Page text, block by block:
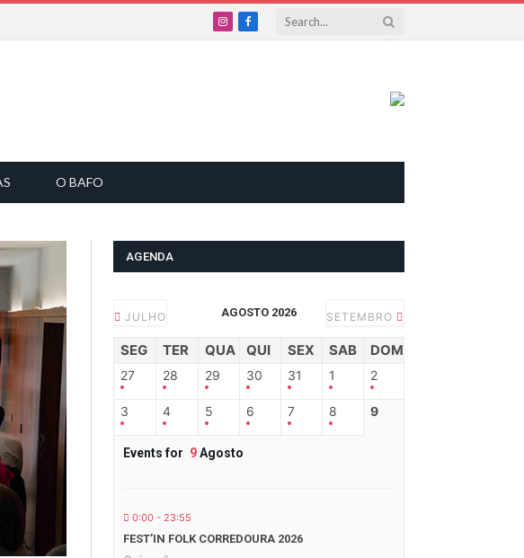
InstagramFacebook
O BAFO
AGENDA
JULHO AGOSTO 2026 SETEMBRO
SEG TER QUA QUI SEX SAB DOM
27 28 29 30 31 1 2
3 4 5 6 7 8 9
Events for 9Agosto
0:00 - 23:55
FEST’IN FOLK CORREDOURA 2026